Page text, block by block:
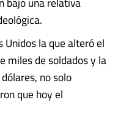
la que alteró el
miles de soldados y la
no solo
que hoy el